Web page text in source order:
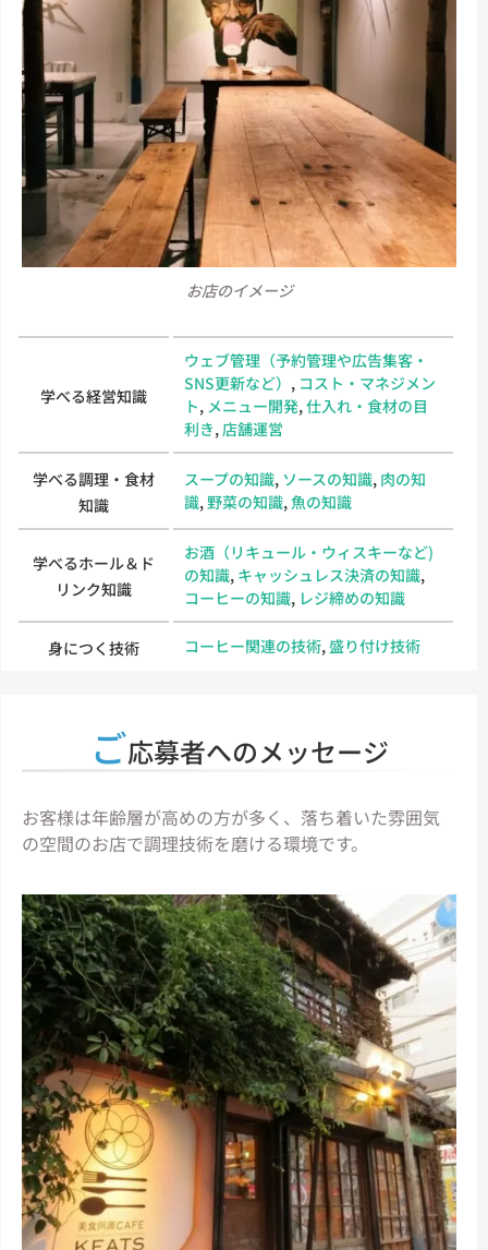
お店のイメージ
学べる経営知識
ウェブ管理（予約管理や広告集客・
SNS更新など） , コスト・マネジメン
ト, メニュー開発,仕入れ・食材の目
利き, 店舗運営
学べる調理・食材
知識
スープの知識, ソースの知識, 肉の知
識, 野菜の知識,魚の知識
学べるホール＆ド
リンク知識
お酒（リキュール・ウィスキーなど)
の知識, キャッシュレス決済の知識,
コーヒーの知識, レジ締めの知識
身につく技術 コーヒー関連の技術,盛り付け技術
ご応募者へのメッセージ
お客様は年齢層が高めの方が多く、落ち着いた雰囲気
の空間のお店で調理技術を磨ける環境です。